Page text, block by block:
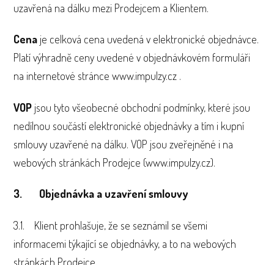
uzavřená na dálku mezi Prodejcem a Klientem.
Cena je celková cena uvedená v elektronické objednávce.
Platí výhradně ceny uvedené v objednávkovém formuláři
na internetové stránce www.impulzy.cz .
VOP jsou tyto všeobecné obchodní podmínky, které jsou
nedílnou součástí elektronické objednávky a tím i kupní
smlouvy uzavřené na dálku. VOP jsou zveřejněné i na
webových stránkách Prodejce (www.impulzy.cz).
3. Objednávka a uzavření smlouvy
3.1. Klient prohlašuje, že se seznámil se všemi
informacemi týkající se objednávky, a to na webových
stránkách Prodejce.